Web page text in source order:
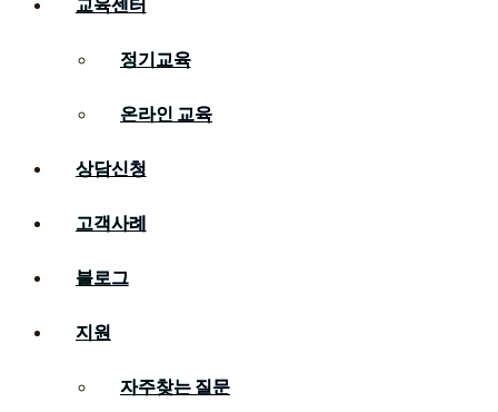
정기교육
온라인 교육
상담신청
고객사례
블로그
지원
자주찾는 질문